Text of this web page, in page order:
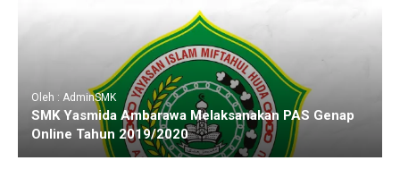
Oleh : AdminSMK
SMK Yasmida Ambarawa Melaksanakan PAS Genap
Online Tahun 2019/2020